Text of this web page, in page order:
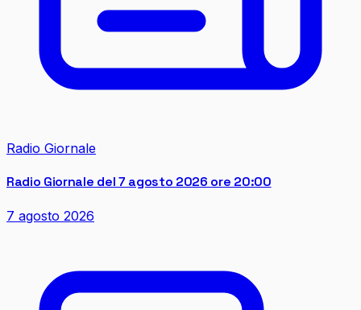
Radio Giornale
Radio Giornale del 7 agosto 2026 ore 20:00
7 agosto 2026